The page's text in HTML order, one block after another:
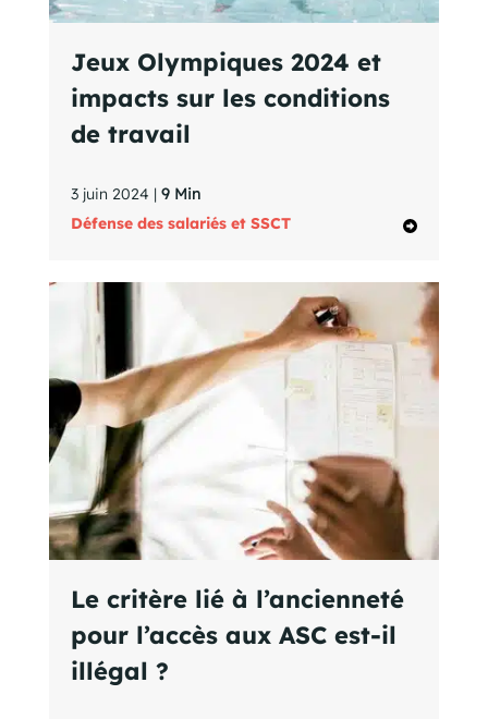
Jeux Olympiques 2024 et
impacts sur les conditions
de travail
3 juin 2024 | 9 Min
Défense des salariés et SSCT
Le critère lié à l’ancienneté
pour l’accès aux ASC est-il
illégal ?